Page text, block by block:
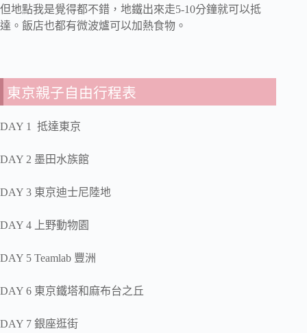
但地點我是覺得都不錯，地鐵出來走5-10分鐘就可以抵
達。飯店也都有微波爐可以加熱食物。
東京親子自由行程表
DAY 1 抵達東京
DAY 2 墨田水族館
DAY 3 東京迪士尼陸地
DAY 4 上野動物園
DAY 5 Teamlab 豐洲
DAY 6 東京鐵塔和麻布台之丘
DAY 7 銀座逛街